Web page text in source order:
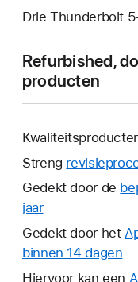
Drie Thunderbolt
Refurbished,
producten
Streng
Gedekt door de
jaarHierdoor
wordt
er
Gedekt door het
binnen 14 dagen
Hiervoor kan een